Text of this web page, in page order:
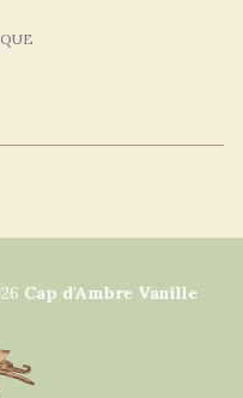
Cap d'Ambre Vanille